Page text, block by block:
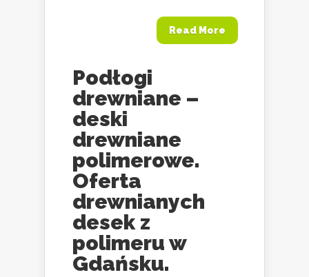
Read More
Podłogi
drewniane –
deski
drewniane
polimerowe.
Oferta
drewnianych
desek z
polimeru w
Gdańsku.